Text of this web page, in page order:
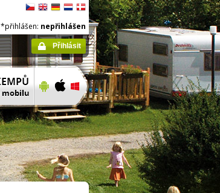
*přihlášen: nepřihlášen
Přihlásit